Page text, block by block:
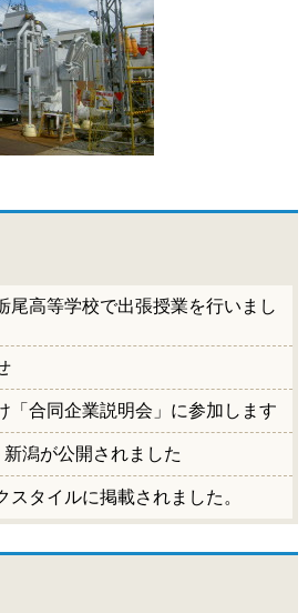
尾高等学校で出張授業を行いまし
「合同企業説明会」に参加します
新潟が公開されました
スタイルに掲載されました。